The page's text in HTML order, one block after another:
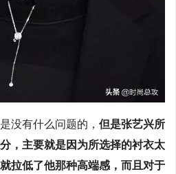
没有什么问题的， 但是张艺兴所
，主要就是因为所选择的衬衣太
拉低了他那种高端感，而且对于